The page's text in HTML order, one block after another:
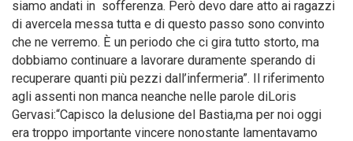
siamo andati in sofferenza. Però devo dare atto ai ragazzi
di avercela messa tutta e di questo passo sono convinto
che ne verremo. È un periodo che ci gira tutto storto, ma
dobbiamo continuare a lavorare duramente sperando di
recuperare quanti più pezzi dall’infermeria”. Il riferimento
agli assenti non manca neanche nelle parole diLoris
Gervasi:“Capisco la delusione del Bastia,ma per noi oggi
era troppo importante vincere nonostante lamentavamo